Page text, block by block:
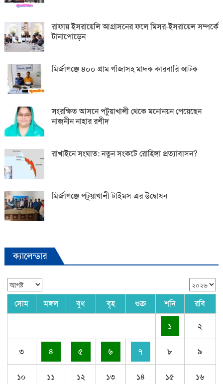
রাফায় ইসরায়েলি আগ্রাসনের ফলে মিসর-ইসরায়েল সম্পর্কে
টানাপোড়েন
মির্জাগঞ্জে ৪০০ গ্রাম গাঁজাসহ মাদক কারবারি আটক
সংরক্ষিত আসনে পটুয়াখালী থেকে মনোনয়ন পেয়েছেন
নাজনীন নাহার রশীদ
রাখাইনে সংঘাত: নতুন সংকটে রোহিঙ্গা প্রত্যাবাসন?
মির্জাগঞ্জে পটুয়াখালী টাইমস এর উদ্বোধন
ক্যালেন্ডার
সোম মঙ্গল বুধ বৃহ শুক্র শনি রবি
১ ২
৩ ৪ ৫ ৬ ৭ ৮ ৯
১০ ১১ ১২ ১৩ ১৪ ১৫ ১৬